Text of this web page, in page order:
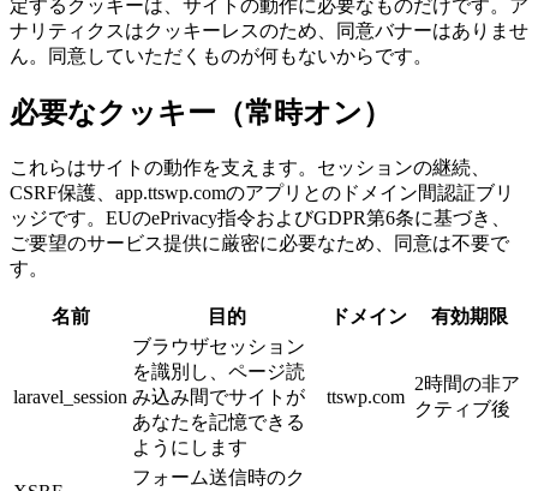
定するクッキーは、サイトの動作に必要なものだけです。ア
ナリティクスはクッキーレスのため、同意バナーはありませ
ん。同意していただくものが何もないからです。
必要なクッキー（常時オン）
これらはサイトの動作を支えます。セッションの継続、
CSRF保護、app.ttswp.comのアプリとのドメイン間認証ブリ
ッジです。EUのePrivacy指令およびGDPR第6条に基づき、
ご要望のサービス提供に厳密に必要なため、同意は不要で
す。
名前 目的 ドメイン 有効期限
laravel_session
ブラウザセッション
を識別し、ページ読
み込み間でサイトが
あなたを記憶できる
ようにします
ttswp.com
2時間の非ア
クティブ後
フォーム送信時のク